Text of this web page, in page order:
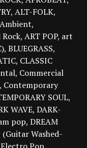
ALT-FOLK
Ambient
ART POP art
BLUEGRASS
CLASSIC
Commercial
Contemporary
SOUL
WAVE DARK-
pop DREAM
(Guitar Washed-